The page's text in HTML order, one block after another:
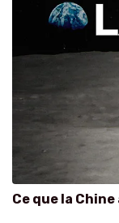
Ce que la